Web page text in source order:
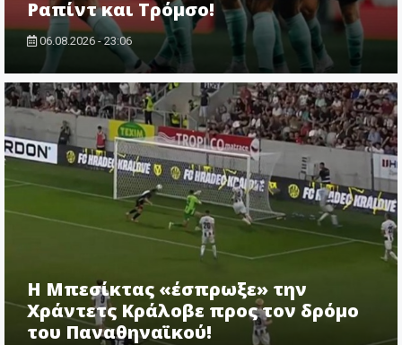
Ραπίντ και Τρόμσο!
06.08.2026 - 23:06
Η Μπεσίκτας «έσπρωξε» την
Χράντετς Κράλοβε προς τον δρόμο
του Παναθηναϊκού!